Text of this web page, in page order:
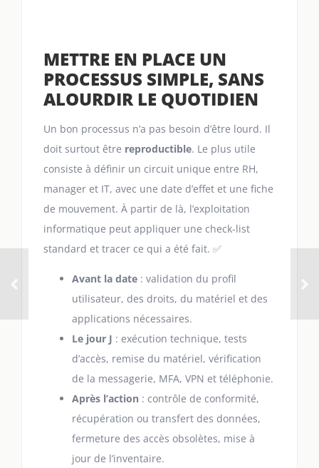
METTRE EN PLACE UN
PROCESSUS SIMPLE, SANS
ALOURDIR LE QUOTIDIEN
Un bon processus n’a pas besoin d’être lourd. Il
doit surtout être reproductible. Le plus utile
consiste à définir un circuit unique entre RH,
manager et IT, avec une date d’effet et une fiche
de mouvement. À partir de là, l’exploitation
informatique peut appliquer une check-list
standard et tracer ce qui a été fait. ✅
Avant la date : validation du profil
utilisateur, des droits, du matériel et des
applications nécessaires.
Le jour J : exécution technique, tests
d’accès, remise du matériel, vérification
de la messagerie, MFA, VPN et téléphonie.
Après l’action : contrôle de conformité,
récupération ou transfert des données,
fermeture des accès obsolètes, mise à
jour de l’inventaire.